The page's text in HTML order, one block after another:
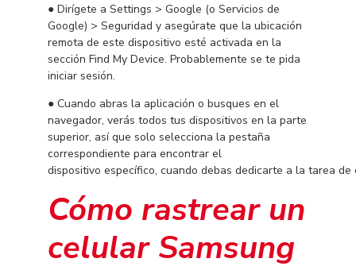
● Dirígete a Settings > Google (o Servicios de
Google) > Seguridad y asegúrate que la ubicación
remota de este dispositivo esté activada en la
sección Find My Device. Probablemente se te pida
iniciar sesión.
● Cuando abras la aplicación o busques en el
navegador, verás todos tus dispositivos en la parte
superior, así que solo selecciona la pestaña
correspondiente para encontrar el
dispositivo específico, cuando debas dedicarte a la tarea
Cómo rastrear un
celular Samsung